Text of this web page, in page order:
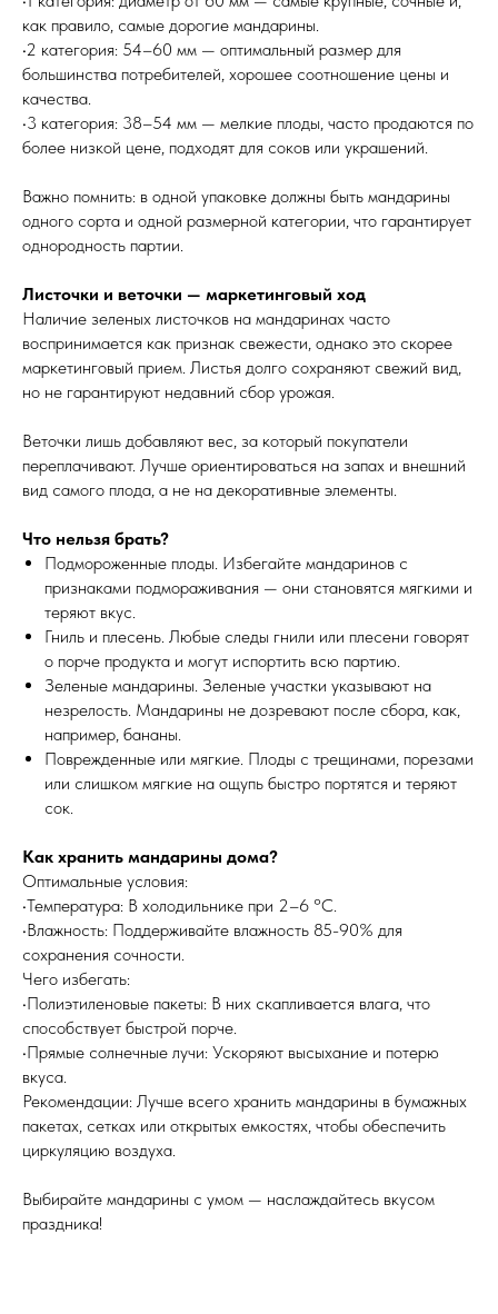
как правило, самые дорогие мандарины.
•2 категория: 54–60 мм — оптимальный размер для
большинства потребителей, хорошее соотношение цены и
качества.
•3 категория: 38–54 мм — мелкие плоды, часто продаются по
более низкой цене, подходят для соков или украшений.
Важно помнить: в одной упаковке должны быть мандарины
одного сорта и одной размерной категории, что гарантирует
однородность партии.
Листочки и веточки — маркетинговый ход
Наличие зеленых листочков на мандаринах часто
воспринимается как признак свежести, однако это скорее
маркетинговый прием. Листья долго сохраняют свежий вид,
но не гарантируют недавний сбор урожая.
Веточки лишь добавляют вес, за который покупатели
переплачивают. Лучше ориентироваться на запах и внешний
вид самого плода, а не на декоративные элементы.
Что нельзя брать?
Подмороженные плоды. Избегайте мандаринов с
признаками подмораживания — они становятся мягкими и
теряют вкус.
Гниль и плесень. Любые следы гнили или плесени говорят
о порче продукта и могут испортить всю партию.
Зеленые мандарины. Зеленые участки указывают на
незрелость. Мандарины не дозревают после сбора, как,
например, бананы.
Поврежденные или мягкие. Плоды с трещинами, порезами
или слишком мягкие на ощупь быстро портятся и теряют
сок.
Как хранить мандарины дома?
Оптимальные условия:
•Температура: В холодильнике при 2–6 °C.
•Влажность: Поддерживайте влажность 85-90% для
сохранения сочности.
Чего избегать:
•Полиэтиленовые пакеты: В них скапливается влага, что
способствует быстрой порче.
•Прямые солнечные лучи: Ускоряют высыхание и потерю
вкуса.
Рекомендации: Лучше всего хранить мандарины в бумажных
пакетах, сетках или открытых емкостях, чтобы обеспечить
циркуляцию воздуха.
Выбирайте мандарины с умом — наслаждайтесь вкусом
праздника!